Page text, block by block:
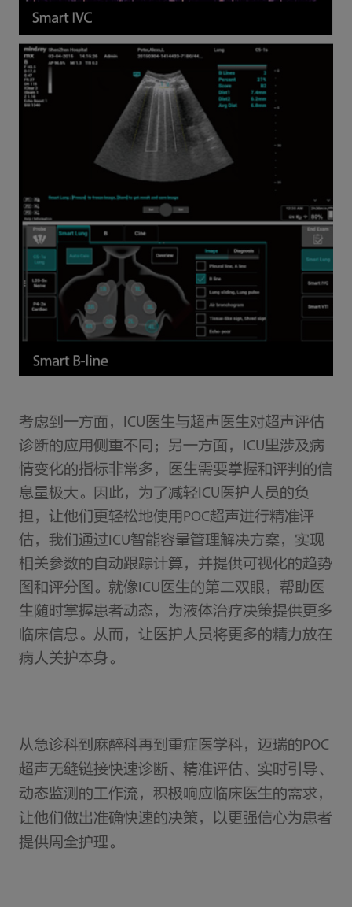
考虑到一方面，ICU医生与超声医生对超声评估
诊断的应用侧重不同；另一方面，ICU里涉及病
情变化的指标非常多，医生需要掌握和评判的信
息量极大。因此，为了减轻ICU医护人员的负
担，让他们更轻松地使用POC超声进行精准评
估，我们通过ICU智能容量管理解决方案，实现
相关参数的自动跟踪计算，并提供可视化的趋势
图和评分图。就像ICU医生的第二双眼，帮助医
生随时掌握患者动态，为液体治疗决策提供更多
临床信息。从而，让医护人员将更多的精力放在
病人关护本身。
从急诊科到麻醉科再到重症医学科，迈瑞的POC
超声无缝链接快速诊断、精准评估、实时引导、
动态监测的工作流，积极响应临床医生的需求，
让他们做出准确快速的决策，以更强信心为患者
提供周全护理。